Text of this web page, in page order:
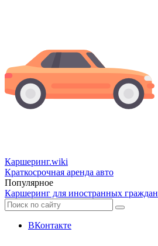
Каршеринг.wiki
Краткосрочная аренда авто
Популярное
Каршеринг для иностранных граждан
ВКонтакте